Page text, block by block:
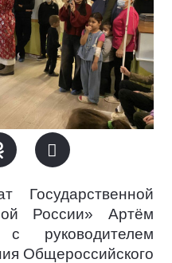
Государственной
России» Артём
руководителем
Общероссийского